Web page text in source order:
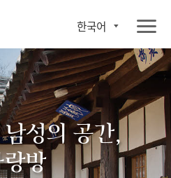
한국어
성의 공간,
방